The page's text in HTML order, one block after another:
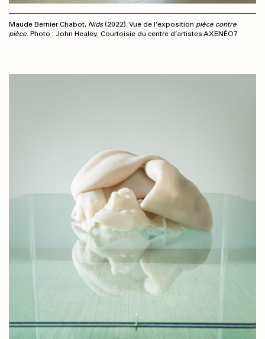
Maude Bernier Chabot, Nids(2022). Vue de l’exposition pièce contre
pièce . Photo : John Healey. Courtoisie du centre d’artistes AXENÉO7